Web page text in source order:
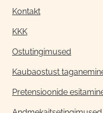
Kontakt
KKK
Ostutingimused
Kaubaostust
Pretensioonide